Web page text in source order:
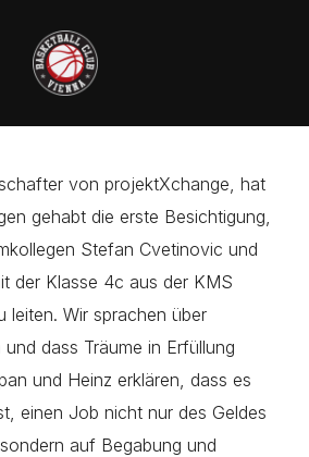
von projektXchange, hat
gehabt die erste Besichtigung,
Stefan Cvetinovic und
der Klasse 4c aus der KMS
leiten. Wir sprachen über
dass Träume in Erfüllung
und Heinz erklären, dass es
einen Job nicht nur des Geldes
auf Begabung und